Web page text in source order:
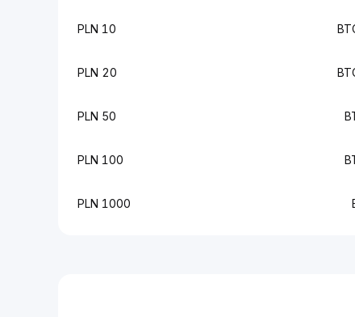
10 PLN
20 PLN
50 PLN
100 PLN
1000 PLN